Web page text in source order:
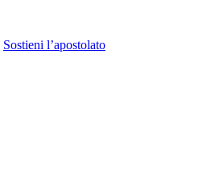
Sostieni l’apostolato